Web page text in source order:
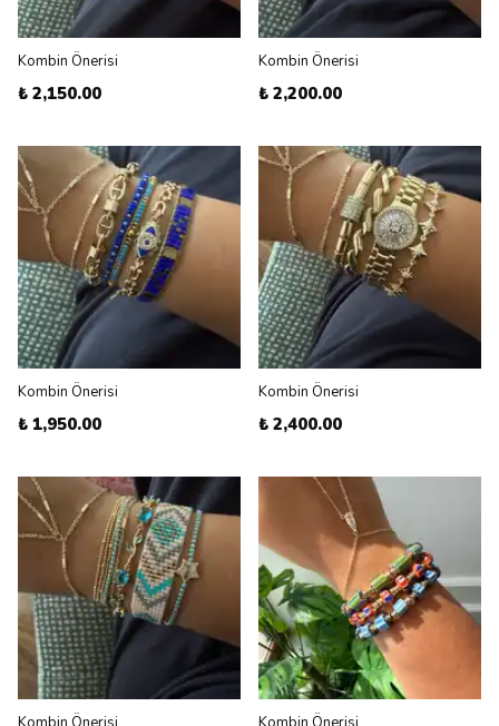
Kombin Önerisi
₺ 2,150.00
Kombin Önerisi
₺ 2,200.00
Kombin Önerisi
₺ 1,950.00
Kombin Önerisi
₺ 2,400.00